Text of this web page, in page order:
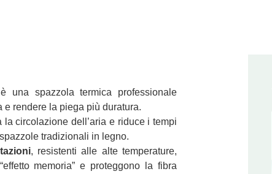
una spazzola termica professionale
e rendere la piega più duratura.
la circolazione dell’aria e riduce i tempi
tradizionali in legno.
, resistenti alle alte temperature,
memoria” e proteggono la fibra